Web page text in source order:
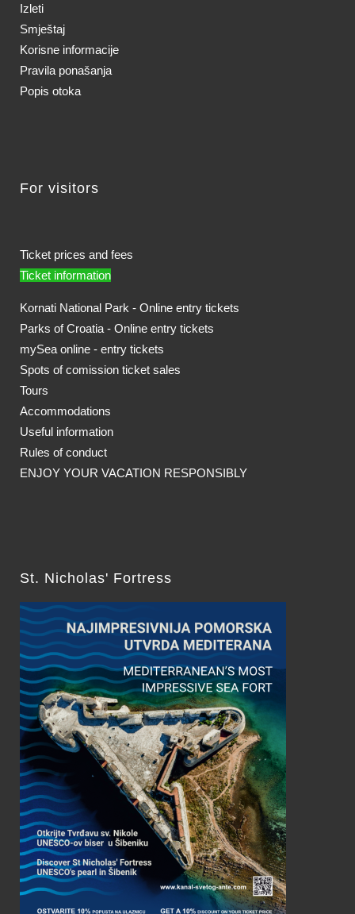
Izleti
Smještaj
Korisne informacije
Pravila ponašanja
Popis otoka
For visitors
Ticket prices and fees
Ticket information
Kornati National Park - Online entry tickets
Parks of Croatia - Online entry tickets
mySea online - entry tickets
Spots of comission ticket sales
Tours
Accommodations
Useful information
Rules of conduct
ENJOY YOUR VACATION RESPONSIBLY
St. Nicholas' Fortress